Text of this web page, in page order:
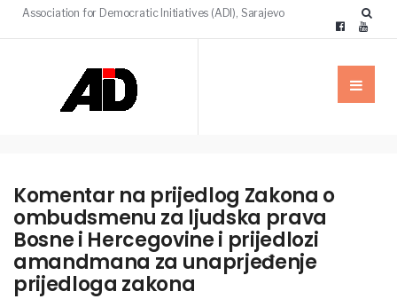
Association for Democratic Initiatives (ADI), Sarajevo
Komentar na prijedlog Zakona o
ombudsmenu za ljudska prava
Bosne i Hercegovine i prijedlozi
amandmana za unaprjeđenje
prijedloga zakona